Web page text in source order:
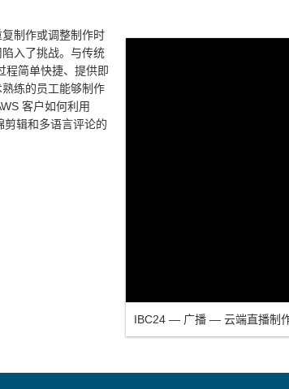
IBC24 — 广播 — 云端直播制
制作或调整制作时
入了挑战。与传统
程简单快捷、提供即
练的员工能够制作
客户如何利用
剪辑和多语言评论的